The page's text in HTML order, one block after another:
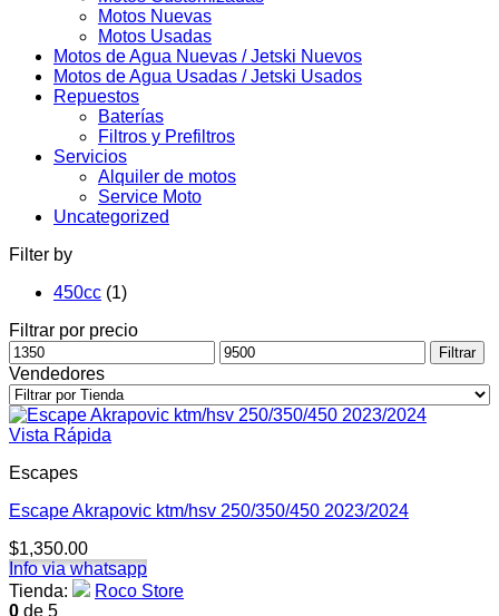
Motos Nuevas
Motos Usadas
Motos de Agua Nuevas / Jetski Nuevos
Motos de Agua Usadas / Jetski Usados
Repuestos
Baterías
Filtros y Prefiltros
Servicios
Alquiler de motos
Service Moto
Uncategorized
Filter by
450cc (1)
Filtrar por precio
Precio
mínimo
Precio
máximo
Filtrar
Vendedores
Vista Rápida
Escapes
Escape Akrapovic ktm/hsv 250/350/450 2023/2024
$1,350.00
Info via whatsapp
Tienda:
Roco Store
0 de 5